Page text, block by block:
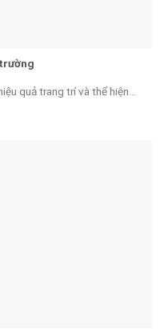
quả trang trí và thể hiện...